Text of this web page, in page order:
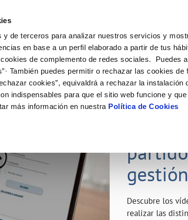
y de terceros para analizar nuestros servicios y
en base a un perfil elaborado a partir de tus
de complemento de redes sociales. Puedes
También puedes permitir o rechazar las cookies
cookies”, equivaldrá a rechazar la instalación
indispensables para que el sitio web funcione y
más información en nuestra Política de Cookies
de titular
de suministro
MODIFICACIÓN
Actualizar datos
Actualizar datos
VER TODAS LAS GESTIONES
Tu Servicio
AL CLIENTE
contacto
de fuga interior
COMPROMISO DE
Carta de compromisos
Customer Counsel
Tu Agua
del agua
CUIDADOS DEL AGUA
Consejos de ahorro
Depósitos de reserva
Conócenos
DE GESTIÓN Y CERTIFICADOS
23 ABR 2020
Descubre los
realizar las